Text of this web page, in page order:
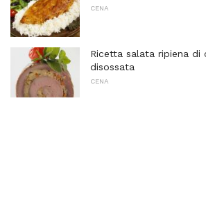
CENA
Ricetta salata ripiena di
disossata
CENA